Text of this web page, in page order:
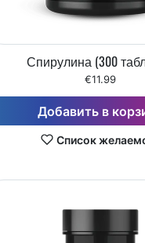
Спирулина (300
€11.99
Добавить в
Список